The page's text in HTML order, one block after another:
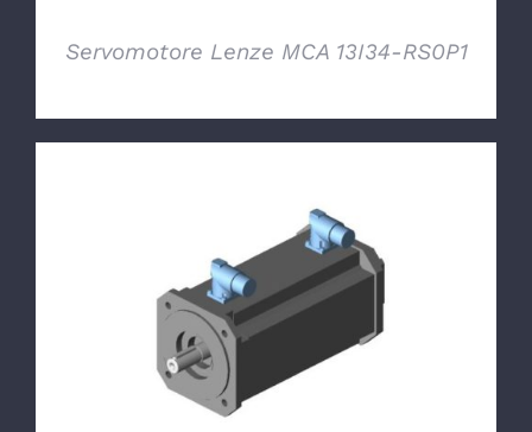
Servomotore Lenze MCA 13I34-RS0P1
DETTAGLI